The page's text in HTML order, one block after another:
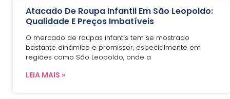
Atacado De Roupa Infantil Em São Leopoldo:
Qualidade E Preços Imbatíveis
O mercado de roupas infantis tem se mostrado
bastante dinâmico e promissor, especialmente em
regiões como São Leopoldo, onde a
LEIA MAIS »